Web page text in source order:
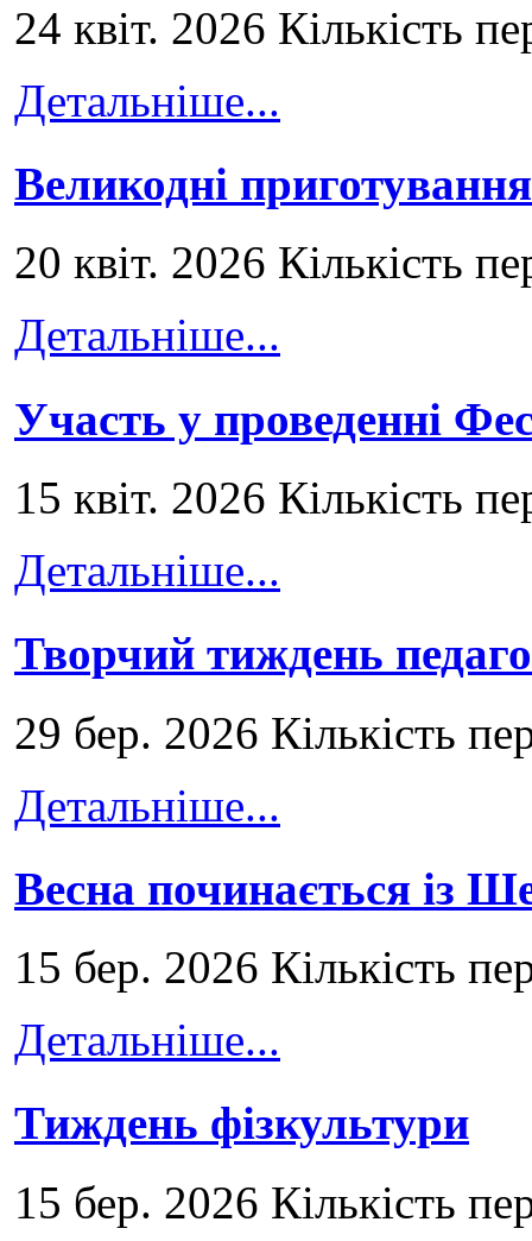
24 квіт. 2026 Кількість
Детальніше...
Великодні приготування
20 квіт. 2026 Кількість
Детальніше...
Участь у проведенні
15 квіт. 2026 Кількість
Детальніше...
Творчий тиждень
29 бер. 2026 Кількість
Детальніше...
Весна починається із
15 бер. 2026 Кількість
Детальніше...
Тиждень фізкультури
15 бер. 2026 Кількість